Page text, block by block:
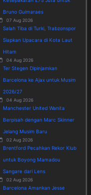
Bruno Guimaraes
07 Aug 2026
Salah Tiba di Turki, Trabzonspor
Siapkan Upacara di Kota Laut
Hitam
04 Aug 2026
Ter Stegen Dipinjamkan
Barcelona ke Ajax untuk Musim
2026/27
04 Aug 2026
Manchester United Wanita
Berpisah dengan Marc Skinner
Jelang Musim Baru
02 Aug 2026
Brentford Pecahkan Rekor Klub
untuk Boyong Mamadou
Sangare dari Lens
02 Aug 2026
Barcelona Amankan Jesse